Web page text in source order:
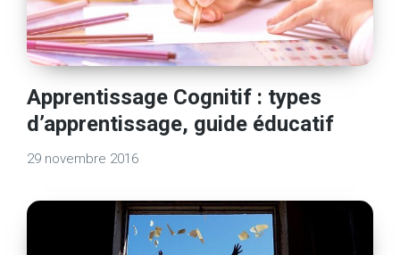
Apprentissage Cognitif : types
d’apprentissage, guide éducatif
29 novembre 2016